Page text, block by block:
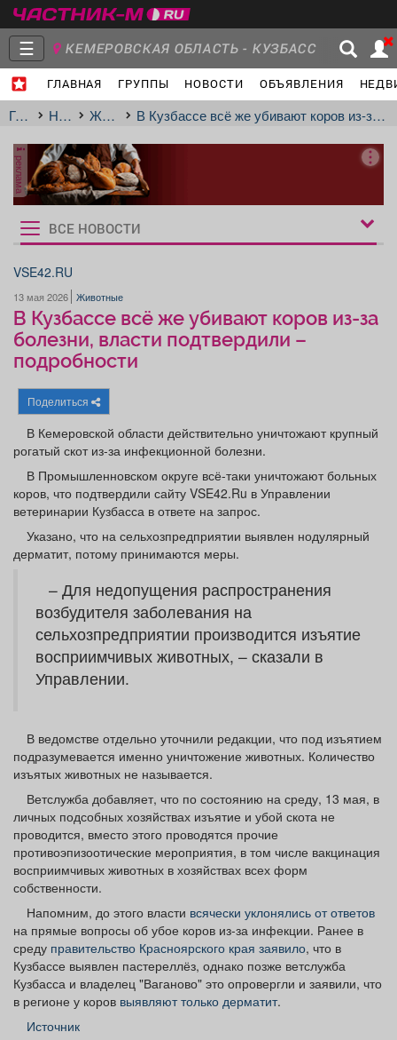
☰ КЕМЕРОВСКАЯ ОБЛАСТЬ - КУЗБАСС
ГЛАВНАЯ ГРУППЫ НОВОСТИ ОБЪЯВЛЕНИЯ
Главная
Группы
Объявления Недвижимость Услуги
Работа Транспорт
Афиша
Товары Поздравления
ТВ программа Я - пенсионер
ГлавнаяНовостиЖивотныеВ Кузбассе всё же убивают коров из-за болезни, власти подтвердили – подробности
реклама
Рукбрики
новостей
ВСЕ НОВОСТИ
VSE42.RU
13 мая 2026 Животные
В Кузбассе всё же убивают коров из-за
болезни, власти подтвердили –
подробности
Поделиться
В Кемеровской области действительно уничтожают крупный
рогатый скот из-за инфекционной болезни.
В Промышленновском округе всё-таки уничтожают больных
коров, что подтвердили сайту VSE42.Ru в Управлении
ветеринарии Кузбасса в ответе на запрос.
Указано, что на сельхозпредприятии выявлен нодулярный
дерматит, потому принимаются меры.
– Для недопущения распространения
возбудителя заболевания на
сельхозпредприятии производится изъятие
восприимчивых животных, – сказали в
Управлении.
В ведомстве отдельно уточнили редакции, что под изъятием
подразумевается именно уничтожение животных. Количество
изъятых животных не называется.
Ветслужба добавляет, что по состоянию на среду, 13 мая, в
личных подсобных хозяйствах изъятие и убой скота не
проводится, вместо этого проводятся прочие
противоэпизоотические мероприятия, в том числе вакцинация
восприимчивых животных в хозяйствах всех форм
собственности.
Напомним, до этого власти всячески уклонялись от ответов
на прямые вопросы об убое коров из-за инфекции. Ранее в
среду правительство Красноярского края заявило, что в
Кузбассе выявлен пастереллёз, однако позже ветслужба
Кузбасса и владелец "Ваганово" это опровергли и заявили, что
в регионе у коров выявляют только дерматит.
Источник